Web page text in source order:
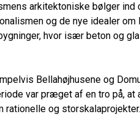
arkitektoniske bølger ind
og de nye idealer om
hvor især beton og
Bellahøjhusene og
var præget af en tro på, at
rationelle og storskalaprojekter.